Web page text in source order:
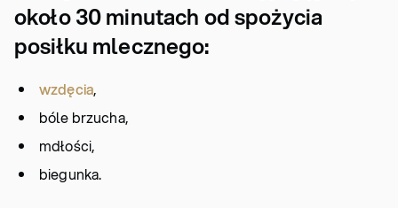
około 30 minutach od spożycia
posiłku mlecznego:
wzdęcia,
bóle brzucha,
mdłości,
biegunka.